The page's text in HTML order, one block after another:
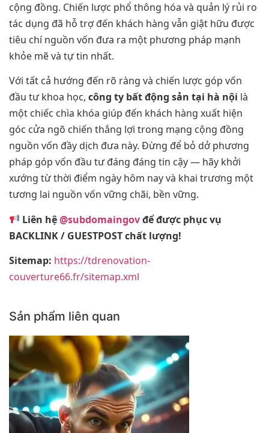
cộng đồng. Chiến lược phổ thông hóa và quản lý rủi ro
tác dụng đã hỗ trợ đến khách hàng vẫn giật hữu được
tiêu chí nguồn vốn đưa ra một phương pháp mạnh
khỏe mẽ và tự tin nhất.
Với tất cả hướng đến rõ ràng và chiến lược góp vốn
đầu tư khoa học, công ty bất động sản tại hà nội là
một chiếc chìa khóa giúp đến khách hàng xuất hiện
góc cửa ngõ chiến thắng lợi trong mạng cộng đồng
nguồn vốn đầy dịch đưa này. Đừng để bỏ dở phương
pháp góp vốn đầu tư đáng đáng tin cậy — hãy khởi
xướng từ thời điểm ngày hôm nay và khai trương một
tương lai nguồn vốn vững chãi, bền vững.
Liên hệ@subdomaingovđể được phục vụ
BACKLINK / GUESTPOST chất lượng!
Sitemap: https://tdrenovation-
couverture66.fr/sitemap.xml
Sản phẩm liên quan